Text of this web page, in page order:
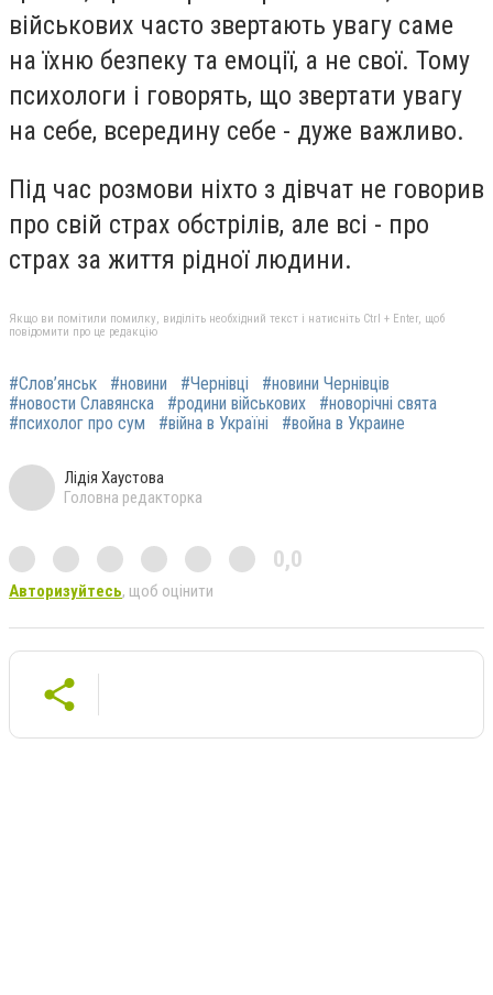
військових часто звертають увагу саме
на їхню безпеку та емоції, а не свої. Тому
психологи і говорять, що звертати увагу
на себе, всередину себе - дуже важливо.
Під час розмови ніхто з дівчат не говорив
про свій страх обстрілів, але всі - про
страх за життя рідної людини.
Якщо ви помітили помилку, виділіть необхідний текст і натисніть Ctrl + Enter, щоб
повідомити про це редакцію
#Слов’янськ #новини #Чернівці
#новини Чернівців
#новости Славянска
#родини військових
#новорічні свята
#психолог про сум
#війна в Україні #война в Украине
Лідія Хаустова
Головна редакторка
0,0
Авторизуйтесь, щоб оцінити